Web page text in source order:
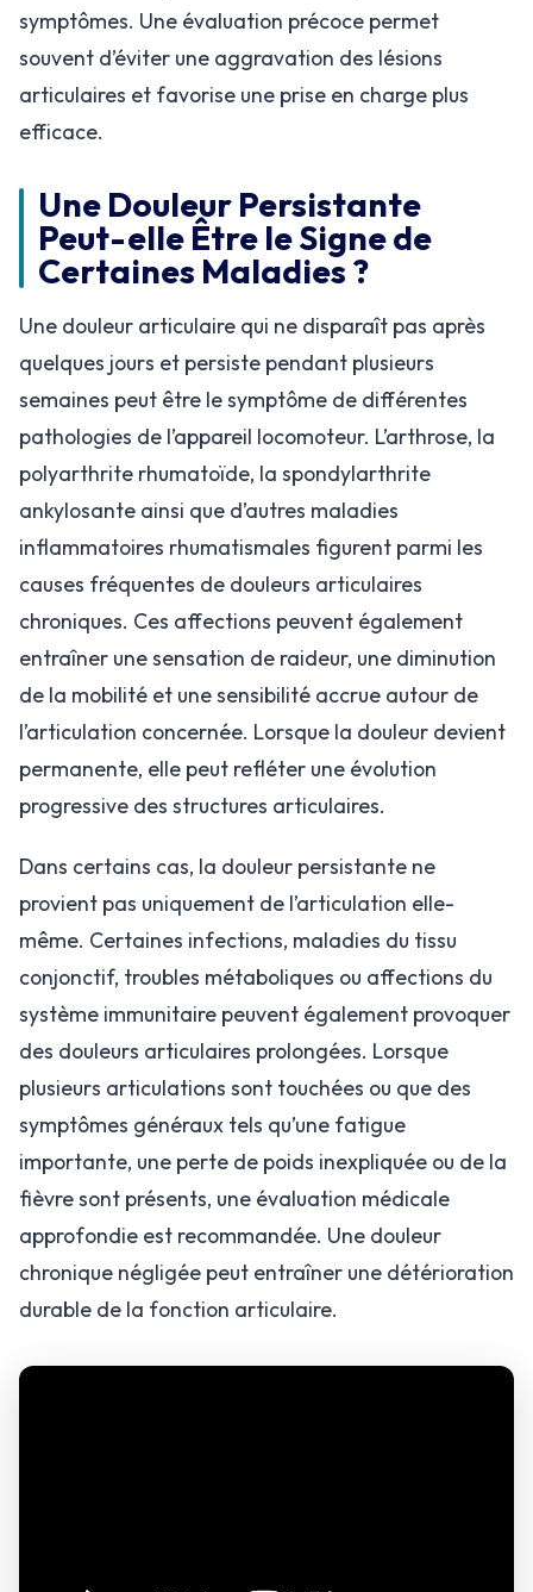
symptômes. Une évaluation précoce permet
souvent d’éviter une aggravation des lésions
articulaires et favorise une prise en charge plus
efficace.
Une Douleur Persistante
Peut-elle Être le Signe de
Certaines Maladies ?
Une douleur articulaire qui ne disparaît pas après
quelques jours et persiste pendant plusieurs
semaines peut être le symptôme de différentes
pathologies de l’appareil locomoteur. L’arthrose, la
polyarthrite rhumatoïde, la spondylarthrite
ankylosante ainsi que d’autres maladies
inflammatoires rhumatismales figurent parmi les
causes fréquentes de douleurs articulaires
chroniques. Ces affections peuvent également
entraîner une sensation de raideur, une diminution
de la mobilité et une sensibilité accrue autour de
l’articulation concernée. Lorsque la douleur devient
permanente, elle peut refléter une évolution
progressive des structures articulaires.
Dans certains cas, la douleur persistante ne
provient pas uniquement de l’articulation elle-
même. Certaines infections, maladies du tissu
conjonctif, troubles métaboliques ou affections du
système immunitaire peuvent également provoquer
des douleurs articulaires prolongées. Lorsque
plusieurs articulations sont touchées ou que des
symptômes généraux tels qu’une fatigue
importante, une perte de poids inexpliquée ou de la
fièvre sont présents, une évaluation médicale
approfondie est recommandée. Une douleur
chronique négligée peut entraîner une détérioration
durable de la fonction articulaire.